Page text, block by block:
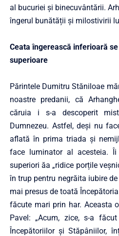
al bucuriei și binecuvântării.
îngerul bunătății și milostivirii
Ceata îngerească inferioară
superioare
Părintele Dumitru Stăniloae
noastre predanii, că
căruia i s-a descoperit
Dumnezeu. Astfel, deși nu
aflată în prima triada și
face luminator al acesteia.
superiori ăa „ridice porțile
în trup pentru negrăita iubire
mai presus de toată
făcute mari prin har. Aceasta
Pavel: „Acum, zice, s-a
Începătoriilor și Stăpâniilor,